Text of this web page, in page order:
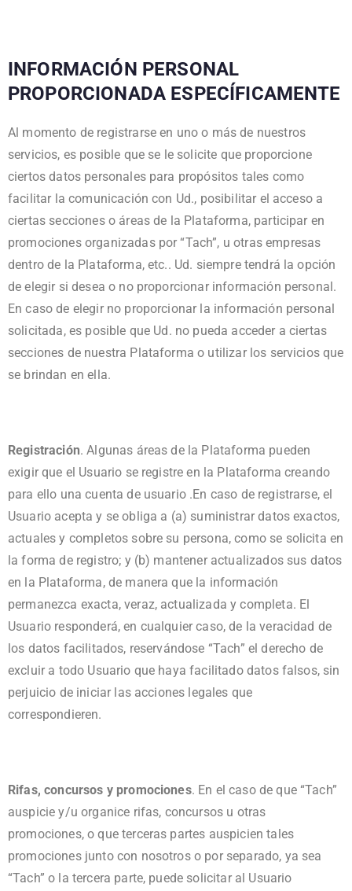
INFORMACIÓN PERSONAL
PROPORCIONADA ESPECÍFICAMENTE
Al momento de registrarse en uno o más de nuestros
servicios, es posible que se le solicite que proporcione
ciertos datos personales para propósitos tales como
facilitar la comunicación con Ud., posibilitar el acceso a
ciertas secciones o áreas de la Plataforma, participar en
promociones organizadas por “Tach”, u otras empresas
dentro de la Plataforma, etc.. Ud. siempre tendrá la opción
de elegir si desea o no proporcionar información personal.
En caso de elegir no proporcionar la información personal
solicitada, es posible que Ud. no pueda acceder a ciertas
secciones de nuestra Plataforma o utilizar los servicios que
se brindan en ella.
Registración. Algunas áreas de la Plataforma pueden
exigir que el Usuario se registre en la Plataforma creando
para ello una cuenta de usuario .En caso de registrarse, el
Usuario acepta y se obliga a (a) suministrar datos exactos,
actuales y completos sobre su persona, como se solicita en
la forma de registro; y (b) mantener actualizados sus datos
en la Plataforma, de manera que la información
permanezca exacta, veraz, actualizada y completa. El
Usuario responderá, en cualquier caso, de la veracidad de
los datos facilitados, reservándose “Tach” el derecho de
excluir a todo Usuario que haya facilitado datos falsos, sin
perjuicio de iniciar las acciones legales que
correspondieren.
Rifas, concursos y promociones. En el caso de que “Tach”
auspicie y/u organice rifas, concursos u otras
promociones, o que terceras partes auspicien tales
promociones junto con nosotros o por separado, ya sea
“Tach” o la tercera parte, puede solicitar al Usuario